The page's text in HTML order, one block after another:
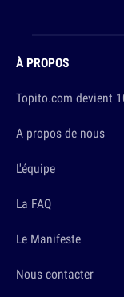
À PROPOS
Topito.com devient
A propos de nous
L'équipe
La FAQ
Le Manifeste
Nous contacter